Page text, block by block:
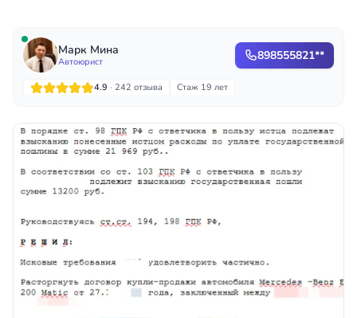
Марк Мина
Автоюрист 898555821**
4.9 · 242 отзыва Стаж 19 лет